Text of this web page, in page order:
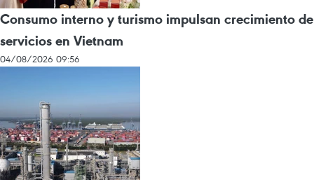
Consumo interno y turismo impulsan crecimiento de
servicios en Vietnam
04/08/2026 09:56